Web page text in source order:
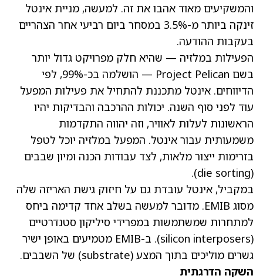
והמשקיעים מאוד אהבו את זה. למעשה, מניית אינטל
זינקה ביותר מ-3.5% במסחר ביום רביעי אחר הצהריים
בעקבות ההודעה.
הפעילות במלזיה — שהיא חלק מפרויקט גדול יותר
בשם Project Pelican — הושלמה בכ-99%, לפי
הדיווחים. אינטל מתכננת להתחיל את פעילות המפעל
עוד לפני סוף השנה. יכולות ההרכבה והבדיקות יהיו
הראשונות לעלות לאוויר, וזה יהווה התקדמות
משמעותית עבור אינטל. המפעל במלזיה יוכל לטפל
בזרימות ייצור מלאות, לצד עבודות הכנה ומיון שבבים
(die sorting).
במקביל, אינטל עובדת גם על חיזוק גישת האריזה שלה
מסוג EMIB. מדובר למעשה בשלב אחד קדימה ביחס
למתחרות שמשתמשות במפרידי סיליקון סטנדרטיים
(silicon interposers). ב-EMIB מטמיעים באופן ישיר
גשרים מוליכים בתוך המצע (substrate) של השבבים.
השקה הדרגתית